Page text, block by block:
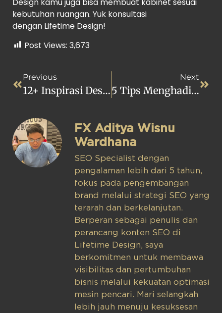
Design kamu juga bisa membuat kabinet sesuai
kebutuhan ruangan. Yuk konsultasi
dengan Lifetime Design!
Post Views: 3,673
Previous
12+ Inspirasi Desain Ruang TV Keluarga Menawan Nan Mewah
Next
5 Tips Menghadirkan Rumah Nyaman Dan Mewah Impian Anda!
FX Aditya Wisnu
Wardhana
SEO Specialist dengan
pengalaman lebih dari 5 tahun,
fokus pada pengembangan
brand melalui strategi SEO yang
terarah dan berkelanjutan.
Berperan sebagai penulis dan
perancang konten SEO di
Lifetime Design, saya
berkomitmen untuk membawa
visibilitas dan pertumbuhan
bisnis melalui kekuatan optimasi
mesin pencari. Mari selangkah
lebih jauh menuju kesuksesan